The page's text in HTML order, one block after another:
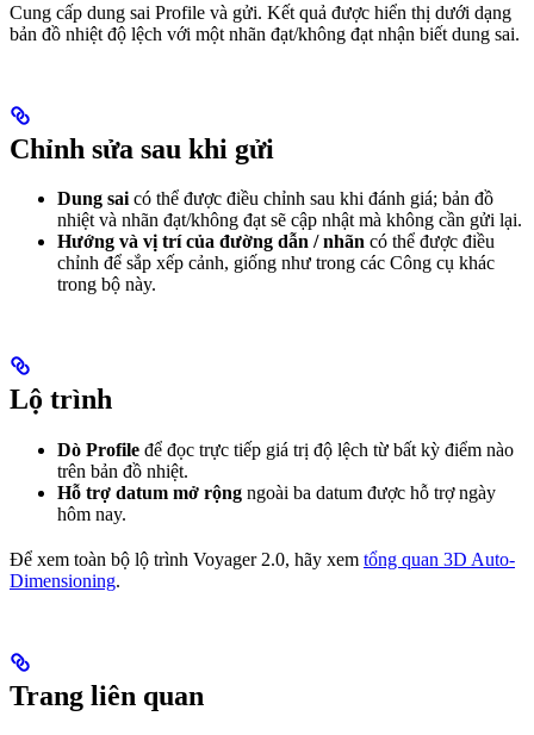
Cung cấp dung sai Profile và gửi. Kết quả được hiển thị dưới dạng
bản đồ nhiệt độ lệch với một nhãn đạt/không đạt nhận biết dung sai.
Chỉnh sửa sau khi gửi
Dung saicó thể được điều chỉnh sau khi đánh giá; bản đồ
nhiệt và nhãn đạt/không đạt sẽ cập nhật mà không cần gửi lại.
Hướng và vị trí của đường dẫn / nhãn có thể được điều
chỉnh để sắp xếp cảnh, giống như trong các Công cụ khác
trong bộ này.
Lộ trình
Dò Profile để đọc trực tiếp giá trị độ lệch từ bất kỳ điểm nào
trên bản đồ nhiệt.
Hỗ trợ datum mở rộng ngoài ba datum được hỗ trợ ngày
hôm nay.
Để xem toàn bộ lộ trình Voyager 2.0, hãy xem tổng quan 3D Auto-
Dimensioning.
Trang liên quan